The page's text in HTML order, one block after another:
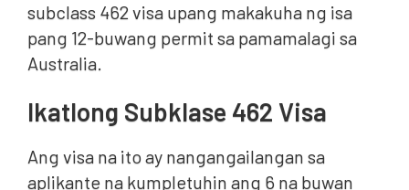
subclass 462 visa upang makakuha ng isa
pang 12-buwang permit sa pamamalagi sa
Australia.
Ikatlong Subklase 462 Visa
Ang visa na ito ay nangangailangan sa
aplikante na kumpletuhin ang 6 na buwan